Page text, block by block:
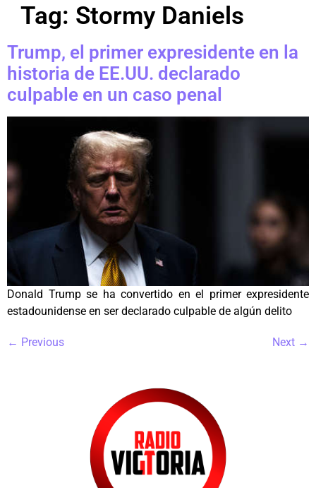
Tag: Stormy Daniels
Trump, el primer expresidente en la
historia de EE.UU. declarado
culpable en un caso penal
Donald Trump se ha convertido en el primer expresidente
estadounidense en ser declarado culpable de algún delito
← Previous Next →